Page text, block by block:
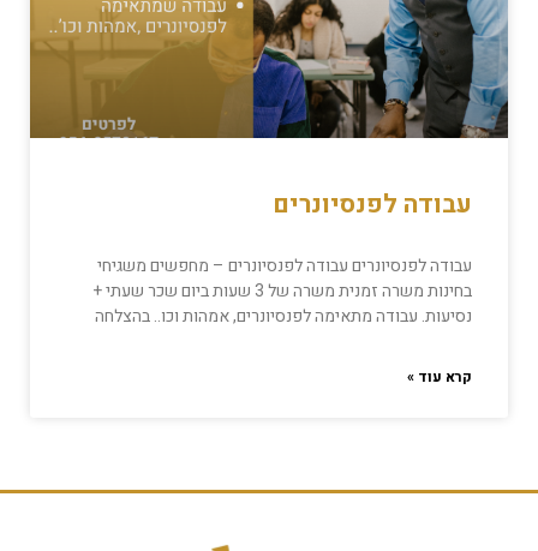
עבודה לפנסיונרים
עבודה לפנסיונרים עבודה לפנסיונרים – מחפשים משגיחי
בחינות משרה זמנית משרה של 3 שעות ביום שכר שעתי +
נסיעות. עבודה מתאימה לפנסיונרים, אמהות וכו.. בהצלחה
קרא עוד »